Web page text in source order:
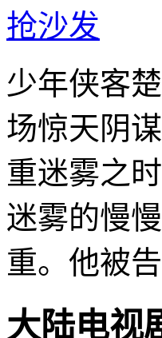
抢沙发
少年侠客
场惊天阴
重迷雾之
迷雾的慢
重。他被
大陆电视